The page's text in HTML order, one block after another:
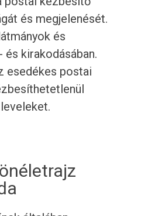
és megjelenését.
és
kirakodásában.
esedékes postai